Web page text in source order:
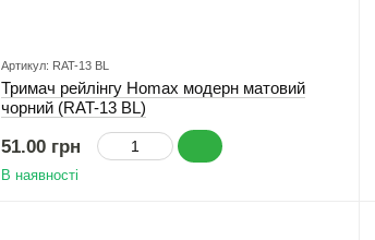
Артикул: RAT-13 BL
Тримач рейлінгу Homax модерн матовий
чорний (RAT-13 BL)
51.00 грн
В наявності